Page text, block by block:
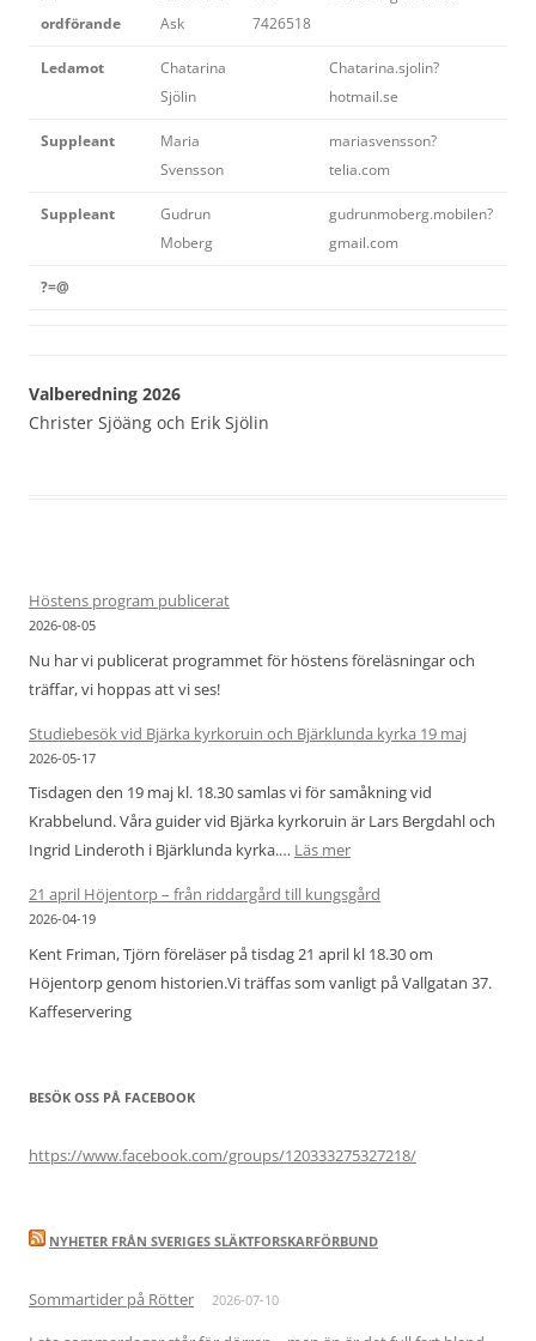
ordförande
Ask
7426518
Ledamot
Chatarina
Sjölin
Chatarina.sjolin?
hotmail.se
Suppleant
Maria
Svensson
mariasvensson?
telia.com
Suppleant
Gudrun
Moberg
gudrunmoberg.mobilen?
gmail.com
?=@
Valberedning 2026
Christer Sjöäng och Erik Sjölin
Höstens program publicerat
2026-08-05
Nu har vi publicerat programmet för höstens föreläsningar och
träffar, vi hoppas att vi ses!
Studiebesök vid Bjärka kyrkoruin och Bjärklunda kyrka 19 maj
2026-05-17
Tisdagen den 19 maj kl. 18.30 samlas vi för samåkning vid
Krabbelund. Våra guider vid Bjärka kyrkoruin är Lars Bergdahl och
Ingrid Linderoth i Bjärklunda kyrka.… Läs mer:
vid
kyrkoruin
och
21 april Höjentorp – från riddargård till kungsgård
2026-04-19
Kent Friman, Tjörn föreläser på tisdag 21 april kl 18.30 om
Höjentorp genom historien.Vi träffas som vanligt på Vallgatan 37.
Kaffeservering
BESÖK OSS PÅ FACEBOOK
https://www.facebook.com/groups/120333275327218/
NYHETER FRÅN SVERIGES SLÄKTFORSKARFÖRBUND
Sommartider på Rötter 2026-07-10